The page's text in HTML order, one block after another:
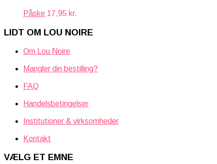
Påske 17,95 kr.
LIDT OM LOU NOIRE
Om Lou Noire
Mangler din bestilling?
FAQ
Handelsbetingelser
Institutioner & virksomheder
Kontakt
VÆLG ET EMNE